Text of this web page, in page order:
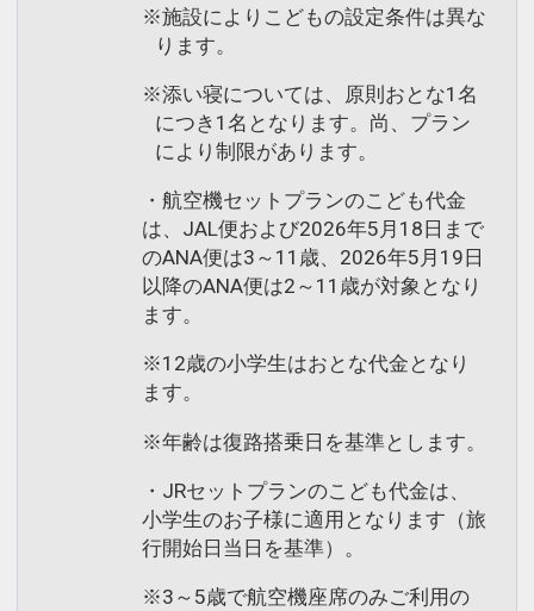
※施設によりこどもの設定条件は異な
ります。
※添い寝については、原則おとな1名
につき1名となります。尚、プラン
により制限があります。
・航空機セットプランのこども代金
は、JAL便および2026年5月18日まで
のANA便は3～11歳、2026年5月19日
以降のANA便は2～11歳が対象となり
ます。
※12歳の小学生はおとな代金となり
ます。
※年齢は復路搭乗日を基準とします。
・JRセットプランのこども代金は、
小学生のお子様に適用となります（旅
行開始日当日を基準）。
※3～5歳で航空機座席のみご利用の